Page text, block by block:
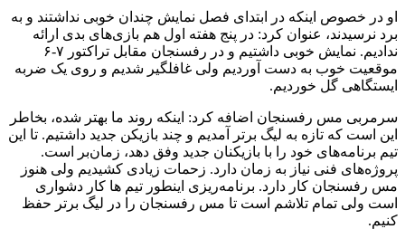
او در خصوص اینکه در ابتدای فصل نمایش چندان خوبی نداشتند و به
برد نرسیدند، عنوان کرد: در پنج هفته اول هم بازی‌های بدی ارائه
ندادیم. نمایش خوبی داشتیم و در رفسنجان مقابل تراکتور ۷-۶
موقعیت خوب به دست آوردیم ولی غافلگیر شدیم و روی یک ضربه
ایستگاهی گل خوردیم.
سرمربی مس رفسنجان اضافه کرد: اینکه روند ما بهتر شده، بخاطر
این است که تازه به لیگ برتر آمدیم و چند بازیکن جدید داشتیم. تا این
تیم برنامه‌های خود را با بازیکنان جدید وفق دهد، زمان‌بر است.
پروژه‌های فنی نیاز به زمان دارد. زحمات زیادی کشیدیم ولی هنوز
مس رفسنجان کار دارد. برنامه‌ریزی اینطور تیم ها کار دشواری
است ولی تمام تلاشم است تا مس رفسنجان را در لیگ برتر حفظ
کنیم.